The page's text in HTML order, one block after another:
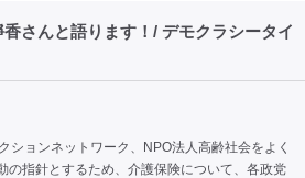
さんと語ります！/ デモクラシータイ
ョンネットワーク、NPO法人高齢社会をよく
指針とするため、介護保険について、各政党